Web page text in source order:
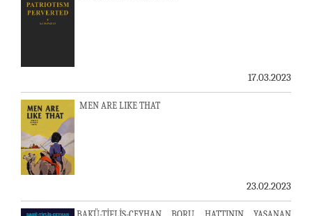
17.03.2023
MEN ARE LIKE THAT
23.02.2023